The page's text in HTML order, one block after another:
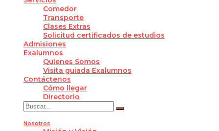
Comedor
Transporte
Clases Extras
Solicitud certificados de estudios
Admisiones
Exalumnos
Quienes Somos
Visita guiada Exalumnos
Contáctenos
Cómo llegar
Directorio
Nosotros